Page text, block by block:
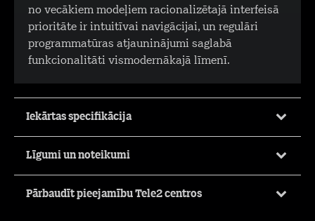
no vecākiem modeļiem racionalizētajā interfeisā
prioritāte ir intuitīvai navigācijai, un regulāri
programmatūras atjauninājumi saglabā
funkcionalitāti vismodernākajā līmenī.
Iekārtas specifikācija
Līgumi un noteikumi
Pārbaudīt pieejamību Tele2 centros